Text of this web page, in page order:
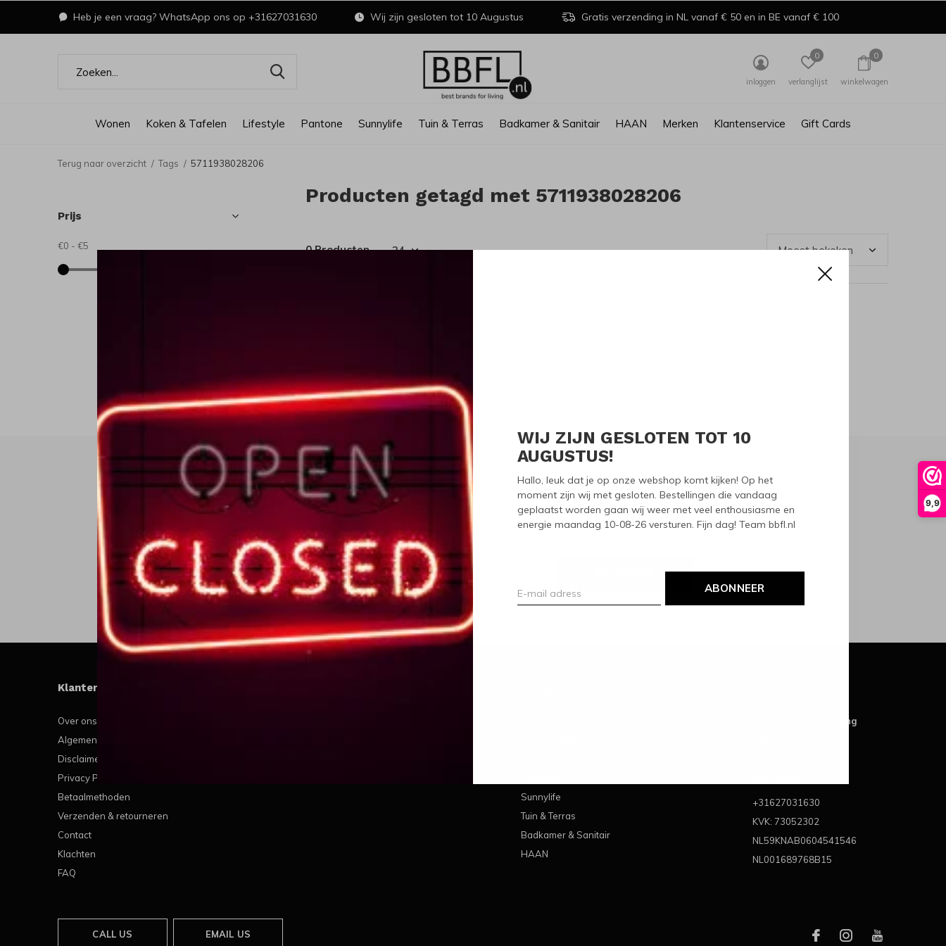
9,9
WIJ ZIJN GESLOTEN TOT 10
AUGUSTUS!
Hallo, leuk dat je op onze webshop komt kijken! Op het
moment zijn wij met gesloten. Bestellingen die vandaag
geplaatst worden gaan wij weer met veel enthousiasme en
energie maandag 10-08-26 versturen. Fijn dag! Team bbfl.nl
ABONNEER
Wonen Koken & Tafelen Lifestyle Pantone Sunnylife Tuin & Terras Badkamer & Sanitair HAAN Merken Klantenservice Gift Cards
inloggen verlanglijst
0
winkelwagen
0
Heb je een vraag? WhatsApp ons op +31627031630 Wij zijn gesloten tot 10 Augustus Gratis verzending in NL vanaf € 50 en in BE vanaf € 100
Terug naar overzicht Tags 5711938028206
Producten getagd met 5711938028206
0 Producten
Prijs
€0 - €5
Meld je aan voor onze nieuwsbrief
Ontvang de nieuwste aanbiedingen en promoties
Klantenservice
Over ons
Algemene voorwaarden
Disclaimer
Privacy Policy
Betaalmethoden
Verzenden & retourneren
Contact
Klachten
FAQ
Sunnylife
Tuin & Terras
Badkamer & Sanitair
HAAN
Best Brands For Living
+31627031630
KVK: 73052302
NL59KNAB0604541546
NL001689768B15
CALL US EMAIL US